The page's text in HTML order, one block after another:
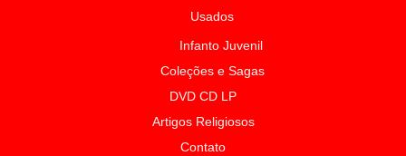
Usados
Infanto Juvenil
Coleções e Sagas
DVD CD LP
Artigos Religiosos
Contato